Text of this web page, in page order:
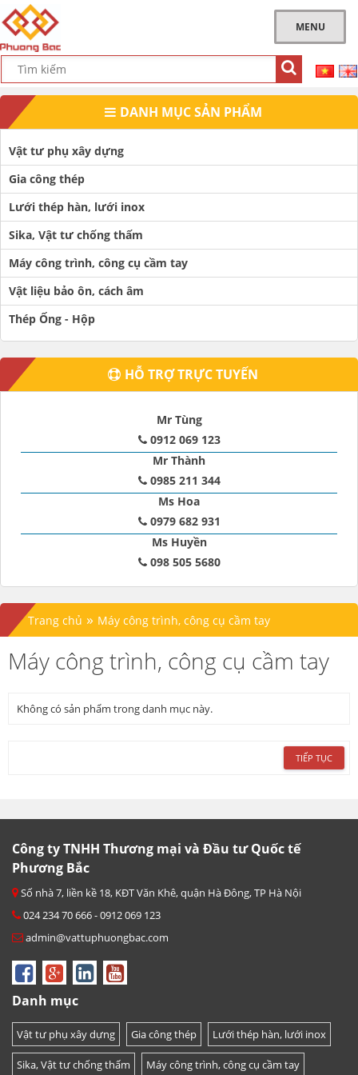
MENU
DANH MỤC SẢN PHẨM
Vật tư phụ xây dựng
Gia công thép
Lưới thép hàn, lưới inox
Sika, Vật tư chống thấm
Máy công trình, công cụ cầm tay
Vật liệu bảo ôn, cách âm
Thép Ống - Hộp
HỖ TRỢ TRỰC TUYẾN
Mr Tùng
0912 069 123
Mr Thành
0985 211 344
Ms Hoa
0979 682 931
Ms Huyền
098 505 5680
Trang chủ » Máy công trình, công cụ cầm tay
Máy công trình, công cụ cầm tay
Không có sản phẩm trong danh mục này.
TIẾP TỤC
Công ty TNHH Thương mại và Đầu tư Quốc tế
Phương Bắc
Số nhà 7, liền kề 18, KĐT Văn Khê, quận Hà Đông, TP Hà Nội
024 234 70 666 - 0912 069 123
admin@vattuphuongbac.com
Danh mục
Vật tư phụ xây dựng Gia công thép Lưới thép hàn, lưới inox
Sika, Vật tư chống thấm Máy công trình, công cụ cầm tay